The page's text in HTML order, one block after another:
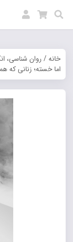
خانه/ روان شناسی،
اما خسته؛ زنانی که